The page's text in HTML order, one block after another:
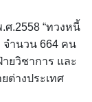
.2558 “ทวงหนี้
จำนวน 664 คน
ยวิชาการ และ
ต่างประเทศ